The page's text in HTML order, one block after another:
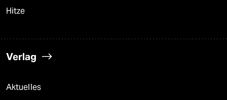
Hitze
Verlag
Aktuelles